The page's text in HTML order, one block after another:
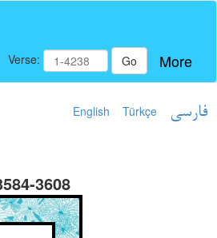
Verse: Go More
English Türkçe فارسی
3608